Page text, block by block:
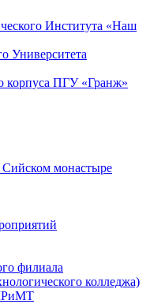
Института «Наш
Университета
корпуса ПГУ «Гранж»
монастыре
филиала
колледжа)